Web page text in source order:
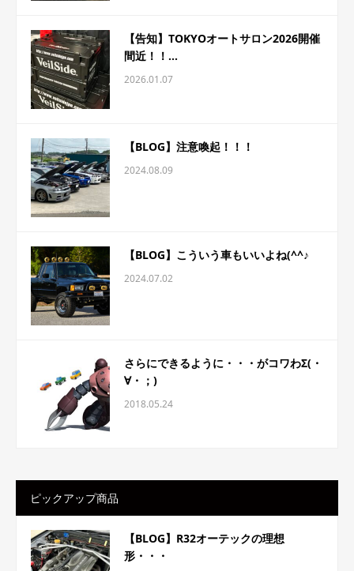
【告知】TOKYOオートサロン2026開催
間近！！...
2026.01.07
【BLOG】注意喚起！！！
2024.08.09
【BLOG】こういう車もいいよね(^^♪
2024.07.02
さらにできるように・・・がコワわΣ(・
∀・；)
2018.05.24
ピックアップ商品
【BLOG】R32オーテックの理想
形・・・